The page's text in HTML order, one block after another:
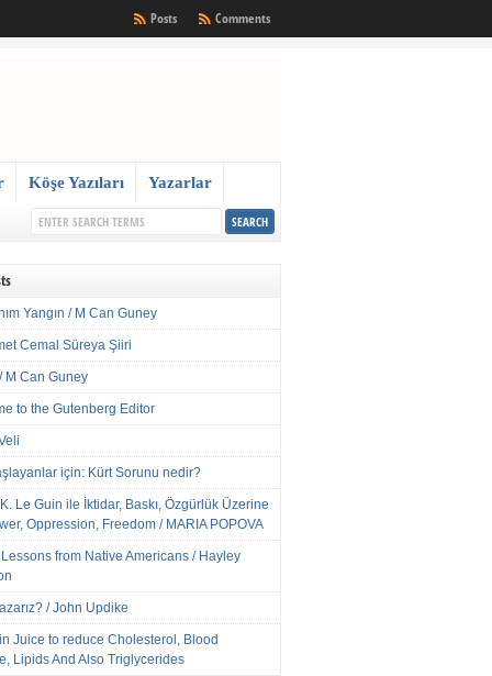
Comments
Posts
Köşe Yazıları Yazarlar
Yangın / M Can Guney
Cemal Süreya Şiiri
M Can Guney
to the Gutenberg Editor
için: Kürt Sorunu nedir?
Le Guin ile İktidar, Baskı, Özgürlük Üzerine
Oppression, Freedom / MARIA POPOVA
from Native Americans / Hayley
/ John Updike
Juice to reduce Cholesterol, Blood
Lipids And Also Triglycerides